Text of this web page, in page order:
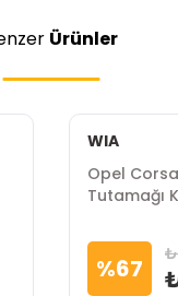
Ürünler
WIA
Opel
Tutamağı
%67 ₺